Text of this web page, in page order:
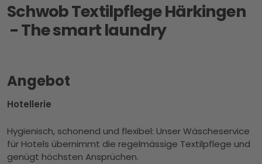
Schwob Textilpflege Härkingen
- The smart laundry
Angebot
Hotellerie
Hygienisch, schonend und flexibel: Unser Wäscheservice
für Hotels übernimmt die regelmässige Textilpflege und
genügt höchsten Ansprüchen.